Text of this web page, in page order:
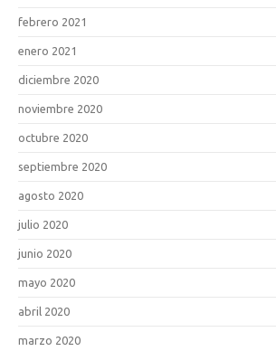
febrero 2021
enero 2021
diciembre 2020
noviembre 2020
octubre 2020
septiembre 2020
agosto 2020
julio 2020
junio 2020
mayo 2020
abril 2020
marzo 2020